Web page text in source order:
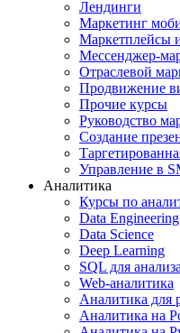
Лендинги
Маркетинг
Маркетплейсы
Мессенджер-
Отраслевой
Продвижение
Прочие курсы
Руководство
Создание
Управление в
Аналитика
Курсы по
Data Engineering
Data Science
Deep Learning
SQL для
Web-аналитика
Аналитика для
Аналитика на